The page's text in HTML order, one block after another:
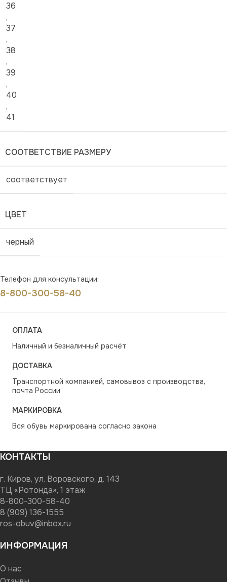
36
,
37
,
38
,
39
,
40
,
41
СООТВЕТСТВИЕ РАЗМЕРУ
соответствует
ЦВЕТ
черный
Телефон для консультации:
8-800-300-58-40
ОПЛАТА
Наличный и безналичный расчёт
ДОСТАВКА
Транспортной компанией, самовывоз с производства,
почта России
МАРКИРОВКА
Вся обувь маркирована согласно закона
КОНТАКТЫ
г. Киров, ул. Воровского, д. 143
ТЦ «Ротонда», 1 этаж
8-800-300-58-40
8 (909) 136-1555
ros-obuv@inbox.ru
ИНФОРМАЦИЯ
О нас